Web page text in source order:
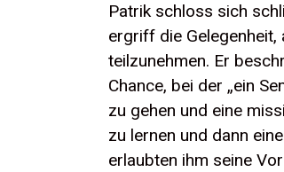
Patrik schloss sich
ergriff die Gelegenheit,
teilzunehmen. Er
Chance, bei der „ein
zu gehen und eine
zu lernen und dann
erlaubten ihm seine